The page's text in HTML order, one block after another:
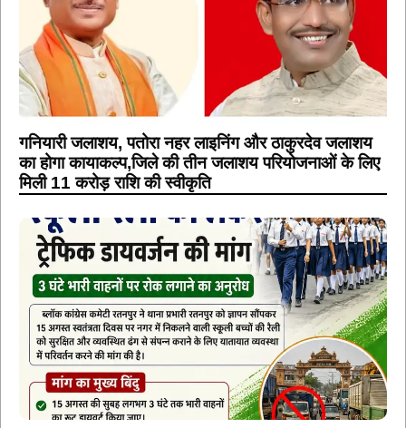
गनियारी जलाशय, पतोरा नहर लाइनिंग और ठाकुरदेव जलाशय
का होगा कायाकल्प,जिले की तीन जलाशय परियोजनाओं के लिए
मिली 11 करोड़ राशि की स्वीकृति